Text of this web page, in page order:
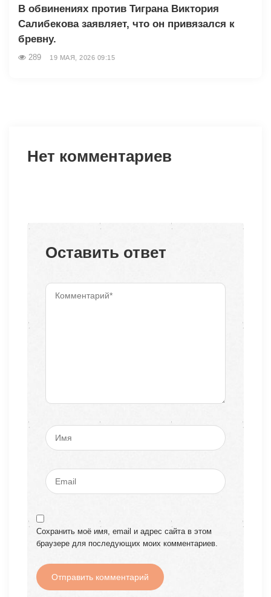
В обвинениях против Тиграна Виктория
Салибекова заявляет, что он привязался к
бревну.
289 19 МАЯ, 2026 09:15
Нет комментариев
Оставить ответ
Сохранить моё имя, email и адрес сайта в этом
браузере для последующих моих комментариев.